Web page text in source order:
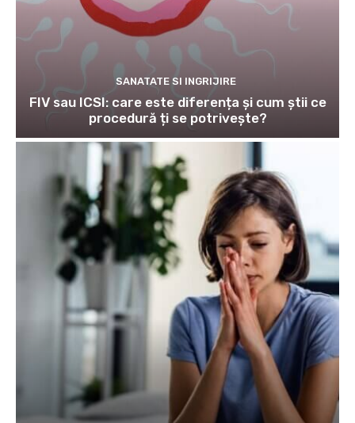
SANATATE SI INGRIJIRE
FIV sau ICSI: care este diferența și cum știi ce
procedură ți se potrivește?